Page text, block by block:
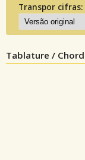
Transpor cifras:
Tablature /